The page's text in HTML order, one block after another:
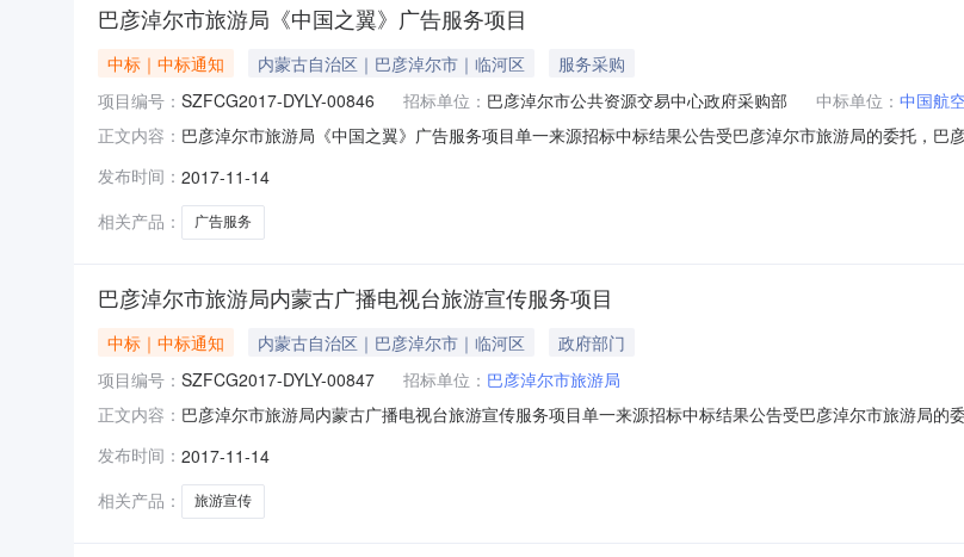
巴彦淖尔市旅游局《中国之翼》广告服务项目
中标｜中标通知 内蒙古自治区｜巴彦淖尔市｜临河区
服务采购
项目编号： SZFCG2017-DYLY-00846 招标单位： 巴彦淖尔市公共资源交易中心政府采购部 中标单位： 中国航
正文内容： 巴彦淖尔市旅游局《中国之翼》广告服务项目单一来源招标中标结果公告受巴彦淖尔市旅游局的委托，
时间：2017年11月14日至2017年11月15日2、定标日期：2017年11月14日3、包号预算（元）中标供应
发布时间： 2017-11-14
相关产品：
广告服务
巴彦淖尔市旅游局内蒙古广播电视台旅游宣传服务项目
中标｜中标通知 内蒙古自治区｜巴彦淖尔市｜临河区
政府部门
项目编号： SZFCG2017-DYLY-00847 招标单位： 巴彦淖尔市旅游局
正文内容： 巴彦淖尔市旅游局内蒙古广播电视台旅游宣传服务项目单一来源招标中标结果公告受巴彦淖尔市旅游局
告如下。1、公告时间：2017年11月14日至2017年11月15日2、定标日期：2017年11月14日3、包号预算
发布时间： 2017-11-14
相关产品：
旅游宣传